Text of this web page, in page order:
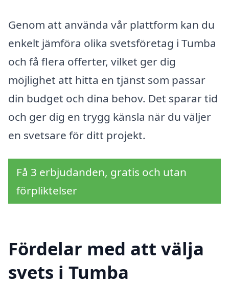
Genom att använda vår plattform kan du
enkelt jämföra olika svetsföretag i Tumba
och få flera offerter, vilket ger dig
möjlighet att hitta en tjänst som passar
din budget och dina behov. Det sparar tid
och ger dig en trygg känsla när du väljer
en svetsare för ditt projekt.
Få 3 erbjudanden, gratis och utan
förpliktelser
Fördelar med att välja
svets i Tumba